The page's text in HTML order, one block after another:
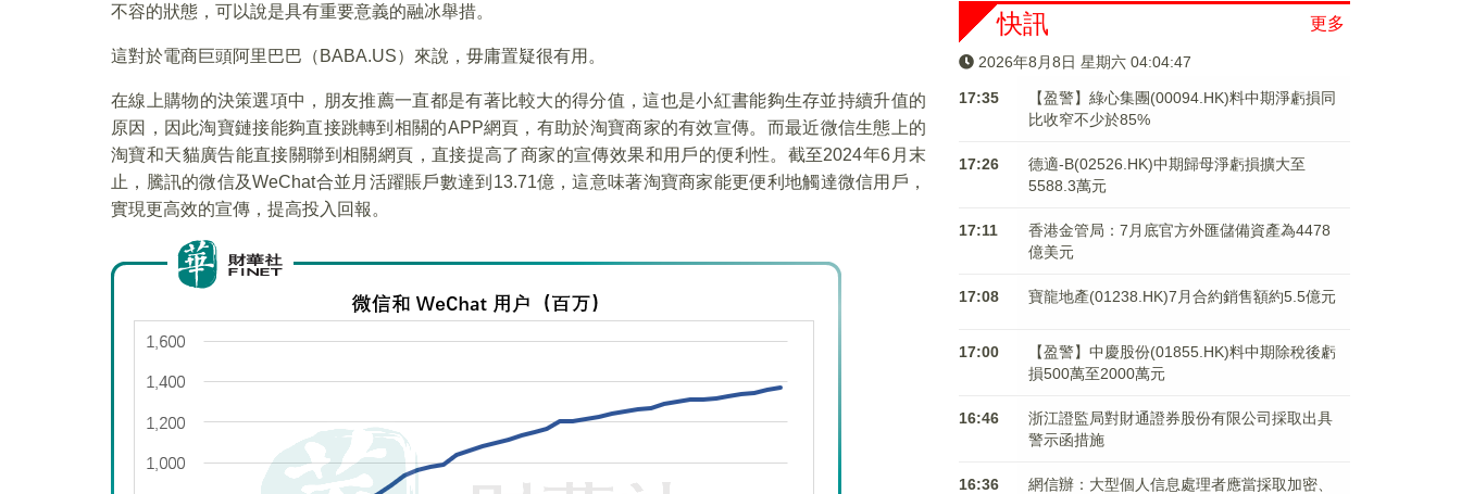
不容的狀態，可以說是具有重要意義的融冰舉措。
這對於電商巨頭阿里巴巴（BABA.US）來說，毋庸置疑很有用。
在線上購物的決策選項中，朋友推薦一直都是有著比較大的得分值，這也是小紅書能夠生存並持續升值的
原因，因此淘寶鏈接能夠直接跳轉到相關的APP網頁，有助於淘寶商家的有效宣傳。而最近微信生態上的
淘寶和天貓廣告能直接關聯到相關網頁，直接提高了商家的宣傳效果和用戶的便利性。截至2024年6月末
止，騰訊的微信及WeChat合並月活躍賬戶數達到13.71億，這意味著淘寶商家能更便利地觸達微信用戶，
實現更高效的宣傳，提高投入回報。
更多
快訊
2026年8月8日 星期六 04:04:48
17:35
【盈警】綠心集團(00094.HK)料中期淨虧損同
比收窄不少於85%
17:26
德適-B(02526.HK)中期歸母淨虧損擴大至
5588.3萬元
17:11
香港金管局：7月底官方外匯儲備資產為4478
億美元
17:08 寶龍地產(01238.HK)7月合約銷售額約5.5億元
17:00
【盈警】中慶股份(01855.HK)料中期除稅後虧
損500萬至2000萬元
16:46
浙江證監局對財通證券股份有限公司採取出具
警示函措施
16:36
網信辦：大型個人信息處理者應當採取加密、